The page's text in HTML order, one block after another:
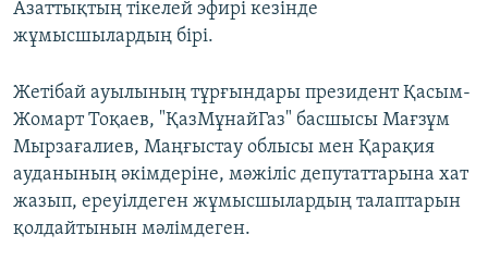
Азаттықтың тікелей эфирі кезінде
жұмысшылардың бірі.
Жетібай ауылының тұрғындары президент Қасым-
Жомарт Тоқаев, "ҚазМұнайГаз" басшысы Мағзұм
Мырзағалиев, Маңғыстау облысы мен Қарақия
ауданының әкімдеріне, мәжіліс депутаттарына хат
жазып, ереуілдеген жұмысшылардың талаптарын
қолдайтынын мәлімдеген.